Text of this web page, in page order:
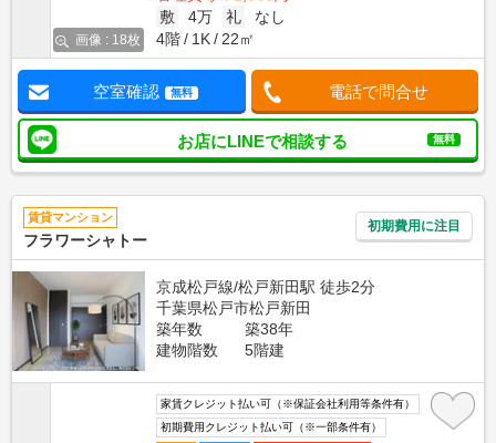
画像 : 18枚
敷
4万 礼
なし
4階
1K 22㎡
空室確認 無料 電話で問合せ
お店にLINEで相談する 無料
賃貸マンション
フラワーシャトー
初期費用に注目
京成松戸線/松戸新田駅 徒歩2分
千葉県松戸市松戸新田
築年数
築38年
建物階数
5階建
家賃クレジット払い可（※保証会社利用等条件有）
初期費用クレジット払い可（※一部条件有）